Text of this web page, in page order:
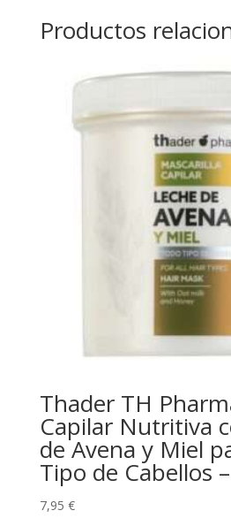
Productos
Thader TH
Capilar Nutritiva
de Avena y Miel
Tipo de Cabellos
7,95 €